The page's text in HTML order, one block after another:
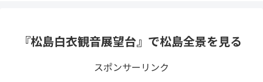
『松島白衣観音展望台』で松島全景を見る
スポンサーリンク